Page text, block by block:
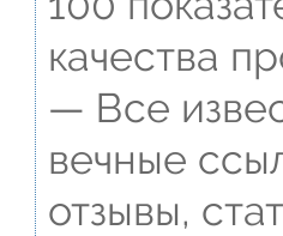
качества
— Все
вечные
отзывы,